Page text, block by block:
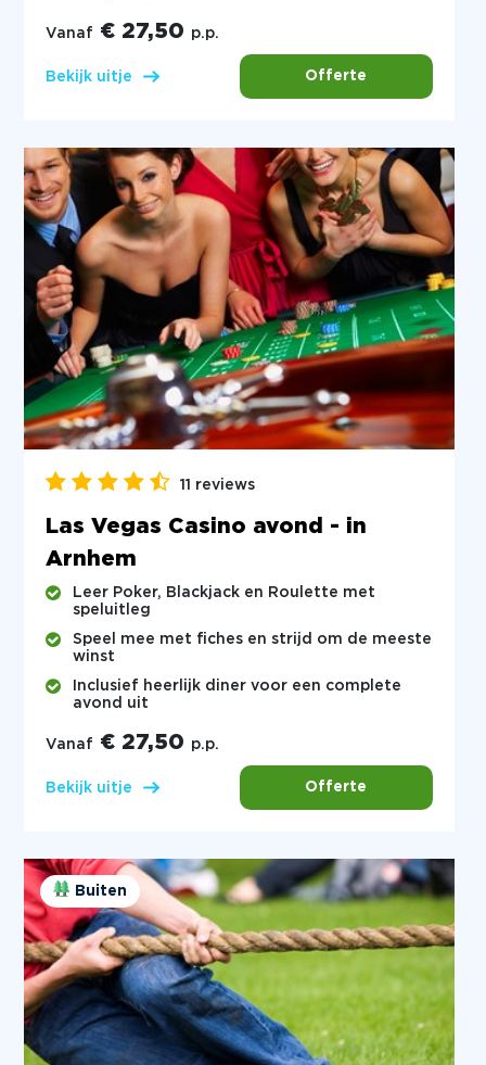
Vanaf € 27,50 p.p.
Bekijk uitje Offerte
11 reviews
Las Vegas Casino avond - in
Arnhem
Leer Poker, Blackjack en Roulette met
speluitleg
Speel mee met fiches en strijd om de meeste
winst
Inclusief heerlijk diner voor een complete
avond uit
Vanaf € 27,50 p.p.
Bekijk uitje Offerte
Buiten